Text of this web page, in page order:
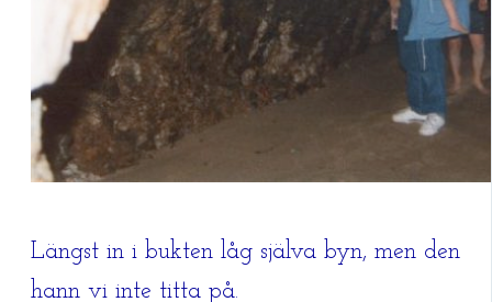
Längst in i bukten låg själva byn, men den
hann vi inte titta på.